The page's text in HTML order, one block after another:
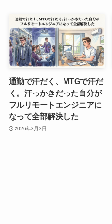
通勤で汗だく、MTGで汗だ
く。汗っかきだった自分が
フルリモートエンジニアに
なって全部解決した
2026年3月3日